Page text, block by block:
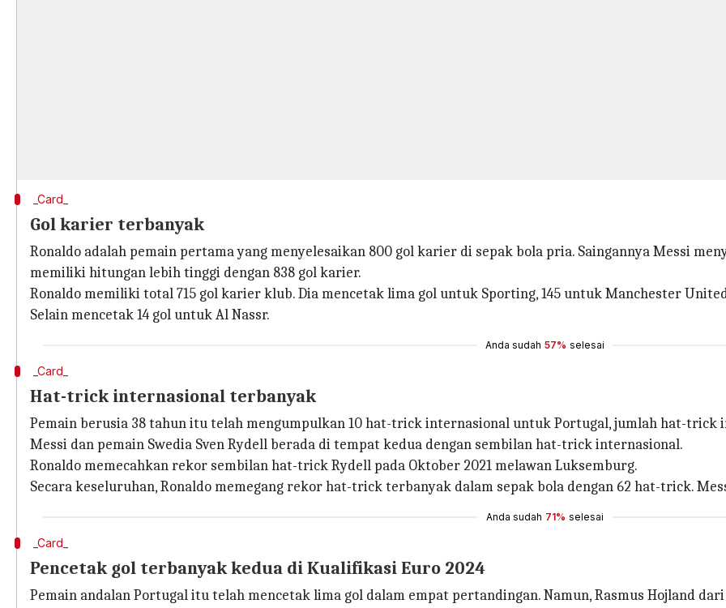
_Card_
Gol karier terbanyak
Ronaldo adalah pemain pertama yang menyelesaikan 800 gol karier di sepak bola pria. Saingannya Messi
memiliki hitungan lebih tinggi dengan 838 gol karier.
Ronaldo memiliki total 715 gol karier klub. Dia mencetak lima gol untuk Sporting, 145 untuk Manchester
Selain mencetak 14 gol untuk Al Nassr.
Anda sudah 57% selesai
_Card_
Hat-trick internasional terbanyak
Pemain berusia 38 tahun itu telah mengumpulkan 10 hat-trick internasional untuk Portugal, jumlah hat-
Messi dan pemain Swedia Sven Rydell berada di tempat kedua dengan sembilan hat-trick internasional.
Ronaldo memecahkan rekor sembilan hat-trick Rydell pada Oktober 2021 melawan Luksemburg.
Secara keseluruhan, Ronaldo memegang rekor hat-trick terbanyak dalam sepak bola dengan 62 hat-trick.
Anda sudah 71% selesai
_Card_
Pencetak gol terbanyak kedua di Kualifikasi Euro 2024
Pemain andalan Portugal itu telah mencetak lima gol dalam empat pertandingan. Namun, Rasmus Hojland